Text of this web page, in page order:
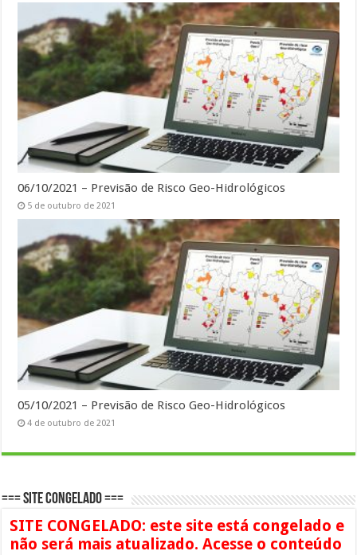
06/10/2021 – Previsão de Risco Geo-Hidrológicos
5 de outubro de 2021
05/10/2021 – Previsão de Risco Geo-Hidrológicos
4 de outubro de 2021
=== SITE CONGELADO ===
SITE CONGELADO: este site está congelado e
não será mais atualizado. Acesse o conteúdo